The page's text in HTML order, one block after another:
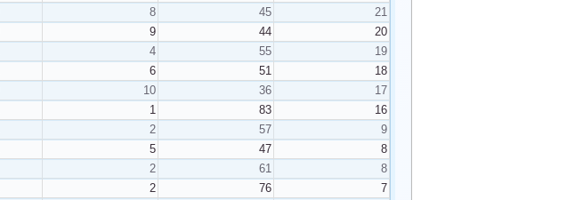
8 45
21
9 44
20
4 55
19
6 51
18
10 36
17
1 83
16
2 57
9
5 47
8
2 61
8
2 76
7